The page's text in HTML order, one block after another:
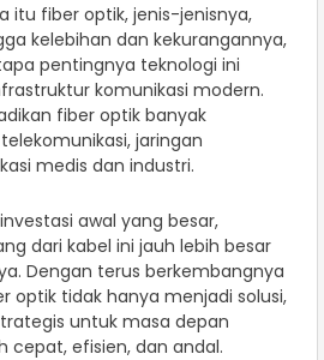
itu fiber optik, jenis-jenisnya,
kelebihan dan kekurangannya,
pentingnya teknologi ini
komunikasi modern.
fiber optik banyak
jaringan
medis dan industri.
awal yang besar,
dari kabel ini jauh lebih besar
Dengan terus berkembangnya
optik tidak hanya menjadi solusi,
untuk masa depan
cepat, efisien, dan andal.